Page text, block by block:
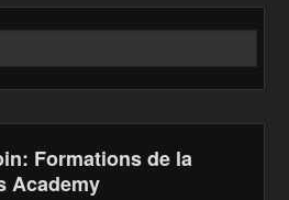
Formations de la
Academy